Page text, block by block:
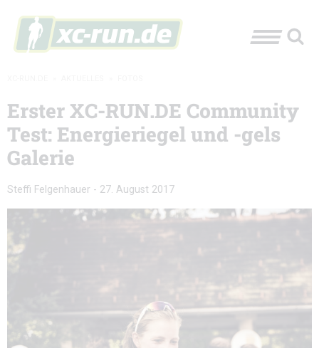
Erster XC-RUN.DE Community
Test: Energieriegel und -gels
Galerie
Steffi Felgenhauer - 27. August 2017